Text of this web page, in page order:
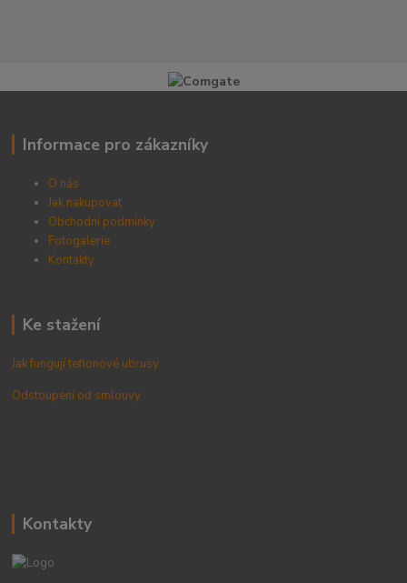
Informace pro zákazníky
O nás
Jak nakupovat
Obchodní podmínky
Fotogalerie
Kontakty
Ke stažení
Jak fungují teflonové ubrusy
Odstoupení od smlouvy
Kontakty